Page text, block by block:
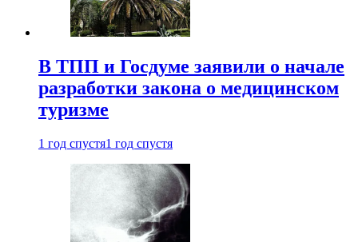
В ТПП и Госдуме заявили о начале
разработки закона о медицинском
туризме
1 год спустя1 год спустя